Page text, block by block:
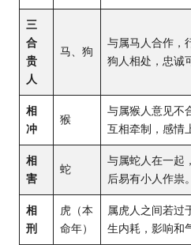
三
合
贵
人
马、狗
与属马人合作，
狗人相处，忠诚
相
冲
猴
与属猴人意见不
互相牵制，感情
相
害
蛇
与属蛇人在一起
后易有小人作祟。
相
刑
虎（本
命年）
属虎人之间若过
生内耗，影响和